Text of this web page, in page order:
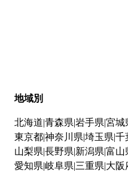
地域別
北海道 青森県 岩手県 宮城
東京都神奈川県 埼玉県 千
山梨県 長野県 新潟県 富山
愛知県 岐阜県 三重県 大阪